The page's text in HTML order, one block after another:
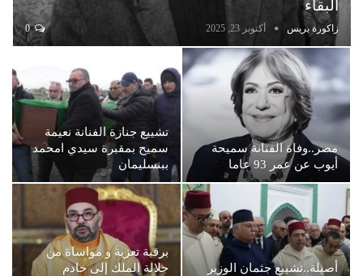
البقاء
زاكورة بريس أكتوبر 23, 2025 0
مصر..وفاة الفنانة سميحة
أيوب عن عمر 93 عاما
تشييع جنازة الفنانة نعيمة
سميح بمقبرة سيدي امحمد
ببنسليمان
أصيلة..تشييع جثمان الوزير
برقية تعزية و مواساة من
جلالة الملك إلى خادم